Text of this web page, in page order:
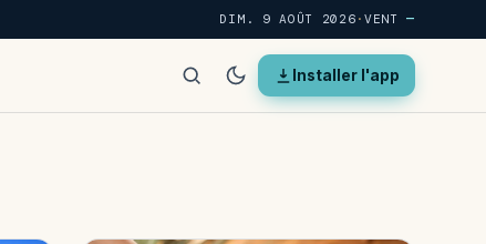
DIM. 9 AOÛT 2026 · VENT—
Installer l'app